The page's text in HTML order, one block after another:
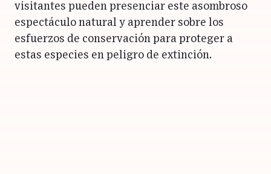
visitantes pueden presenciar este asombroso
espectáculo natural y aprender sobre los
esfuerzos de conservación para proteger a
estas especies en peligro de extinción.